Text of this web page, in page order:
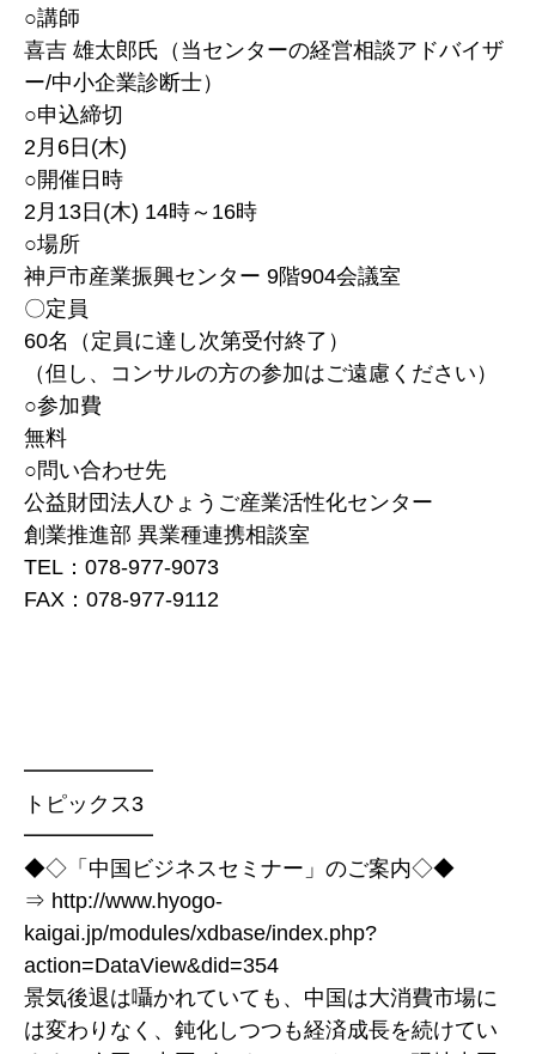
○講師
喜吉 雄太郎氏（当センターの経営相談アドバイザ
ー/中小企業診断士）
○申込締切
2月6日(木)
○開催日時
2月13日(木) 14時～16時
○場所
神戸市産業振興センター 9階904会議室
〇定員
60名（定員に達し次第受付終了）
（但し、コンサルの方の参加はご遠慮ください）
○参加費
無料
○問い合わせ先
公益財団法人ひょうご産業活性化センター
創業推進部 異業種連携相談室
TEL：078-977-9073
FAX：078-977-9112
━━━━━━
トピックス3
━━━━━━
◆◇「中国ビジネスセミナー」のご案内◇◆
⇒ http://www.hyogo-
kaigai.jp/modules/xdbase/index.php?
action=DataView&did=354
景気後退は囁かれていても、中国は大消費市場に
は変わりなく、鈍化しつつも経済成長を続けてい